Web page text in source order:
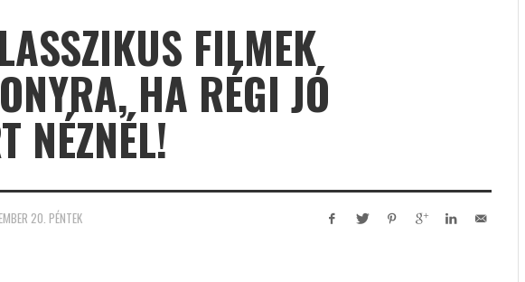
FILMEK
HA RÉGI JÓ
NÉZNÉL!
20. PÉNTEK